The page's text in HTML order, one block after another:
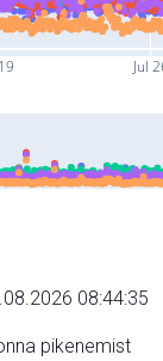
Jul
08:44:35
pikenemist